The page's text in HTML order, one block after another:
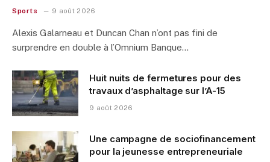
Sports 9 août 2026
Alexis Galarneau et Duncan Chan n’ont pas fini de
surprendre en double à l’Omnium Banque…
Huit nuits de fermetures pour des
travaux d’asphaltage sur l’A-15
9 août 2026
Une campagne de sociofinancement
pour la jeunesse entrepreneuriale